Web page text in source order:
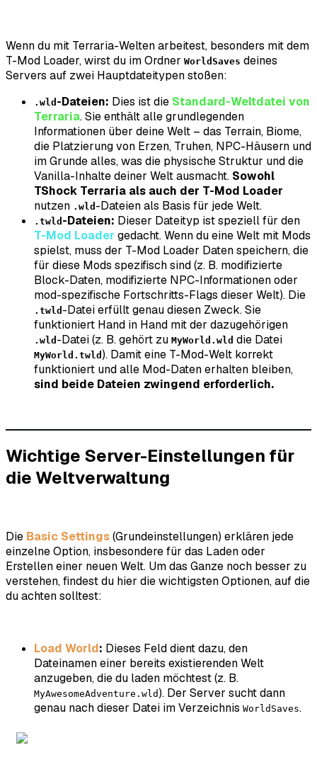
Wenn du mit Terraria-Welten arbeitest, besonders mit dem
T-Mod Loader, wirst du im Ordner WorldSaves deines
Servers auf zwei Hauptdateitypen stoßen:
.wld -Dateien: Dies ist die Standard-Weltdatei von
Terraria. Sie enthält alle grundlegenden
Informationen über deine Welt – das Terrain, Biome,
die Platzierung von Erzen, Truhen, NPC-Häusern und
im Grunde alles, was die physische Struktur und die
Vanilla-Inhalte deiner Welt ausmacht. Sowohl
TShock Terraria als auch der T-Mod Loader
nutzen .wld -Dateien als Basis für jede Welt.
.twld -Dateien: Dieser Dateityp ist speziell für den
T-Mod Loader gedacht. Wenn du eine Welt mit Mods
spielst, muss der T-Mod Loader Daten speichern, die
für diese Mods spezifisch sind (z. B. modifizierte
Block-Daten, modifizierte NPC-Informationen oder
mod-spezifische Fortschritts-Flags dieser Welt). Die
.twld -Datei erfüllt genau diesen Zweck. Sie
funktioniert Hand in Hand mit der dazugehörigen
.wld -Datei (z. B. gehört zu MyWorld.wld die Datei
MyWorld.twld ). Damit eine T-Mod-Welt korrekt
funktioniert und alle Mod-Daten erhalten bleiben,
sind beide Dateien zwingend erforderlich.
Wichtige Server-Einstellungen für
die Weltverwaltung
Die Basic Settings(Grundeinstellungen) erklären jede
einzelne Option, insbesondere für das Laden oder
Erstellen einer neuen Welt. Um das Ganze noch besser zu
verstehen, findest du hier die wichtigsten Optionen, auf die
du achten solltest:
Load World: Dieses Feld dient dazu, den
Dateinamen einer bereits existierendenWelt
anzugeben, die du laden möchtest (z. B.
MyAwesomeAdventure.wld). Der Server sucht dann
genau nach dieser Datei im Verzeichnis WorldSaves.